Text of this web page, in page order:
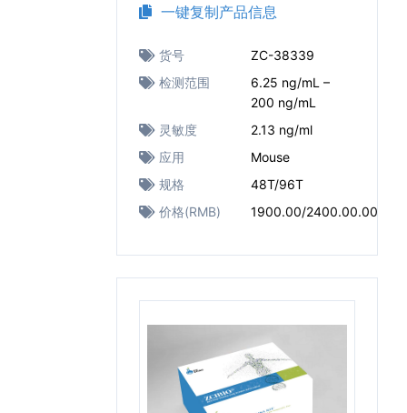
一键复制产品信息
货号
ZC-38339
检测范围
6.25 ng/mL –
200 ng/mL
灵敏度
2.13 ng/ml
应用
Mouse
规格
48T/96T
价格(RMB)
1900.00/2400.00.00